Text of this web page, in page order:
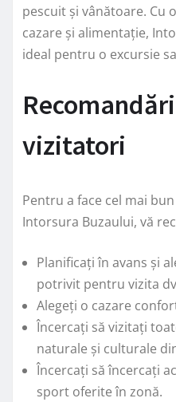
pescuit și vânătoare. Cu
cazare și alimentație,
ideal pentru o excursie
vizitatori
Pentru a face cel mai
Intorsura Buzaului, vă
Planificați în avans și
potrivit pentru vizita
Alegeți o cazare
Încercați să vizitați
naturale și culturale
Încercați să încercați
sport oferite în zonă.